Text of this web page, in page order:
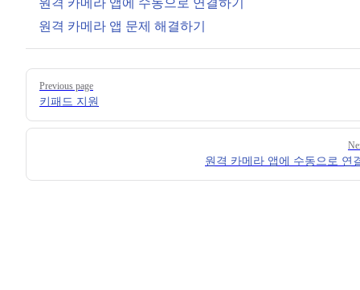
원격 카메라 앱에 수동으로 연결하기
원격 카메라 앱 문제 해결하기
Pager
Previous page
키패드 지원
원격 카메라 앱에 수동으로 연